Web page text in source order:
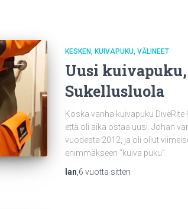
KESKEN KUIVAPUKU VÄLINEET
Uusi
Sukellusluola
Koska vanha kuivapuku
että oli aika ostaa uusi. Johan
vuodesta 2012, ja oli ollut
enimmäkseen “kuiva puku”.
Ian 6 vuotta sitten